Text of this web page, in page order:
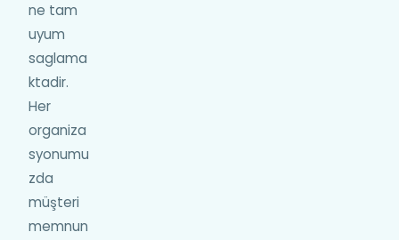
ne tam
uyum
saglama
ktadir.
Her
organiza
syonumu
zda
müşteri
memnun